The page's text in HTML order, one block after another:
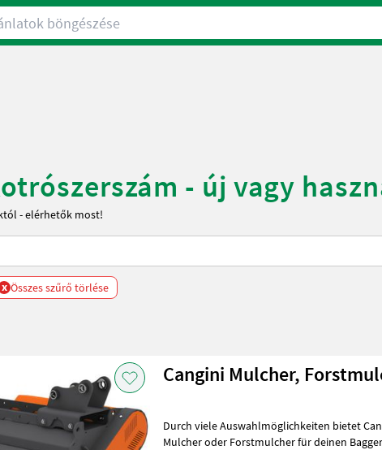
böngészése
- új vagy
- elérhetők most!
x Összes szűrő törlése
Cangini Mulcher,
Durch viele Auswahlmöglichkeiten bietet
Mulcher oder Forstmulcher für deinen